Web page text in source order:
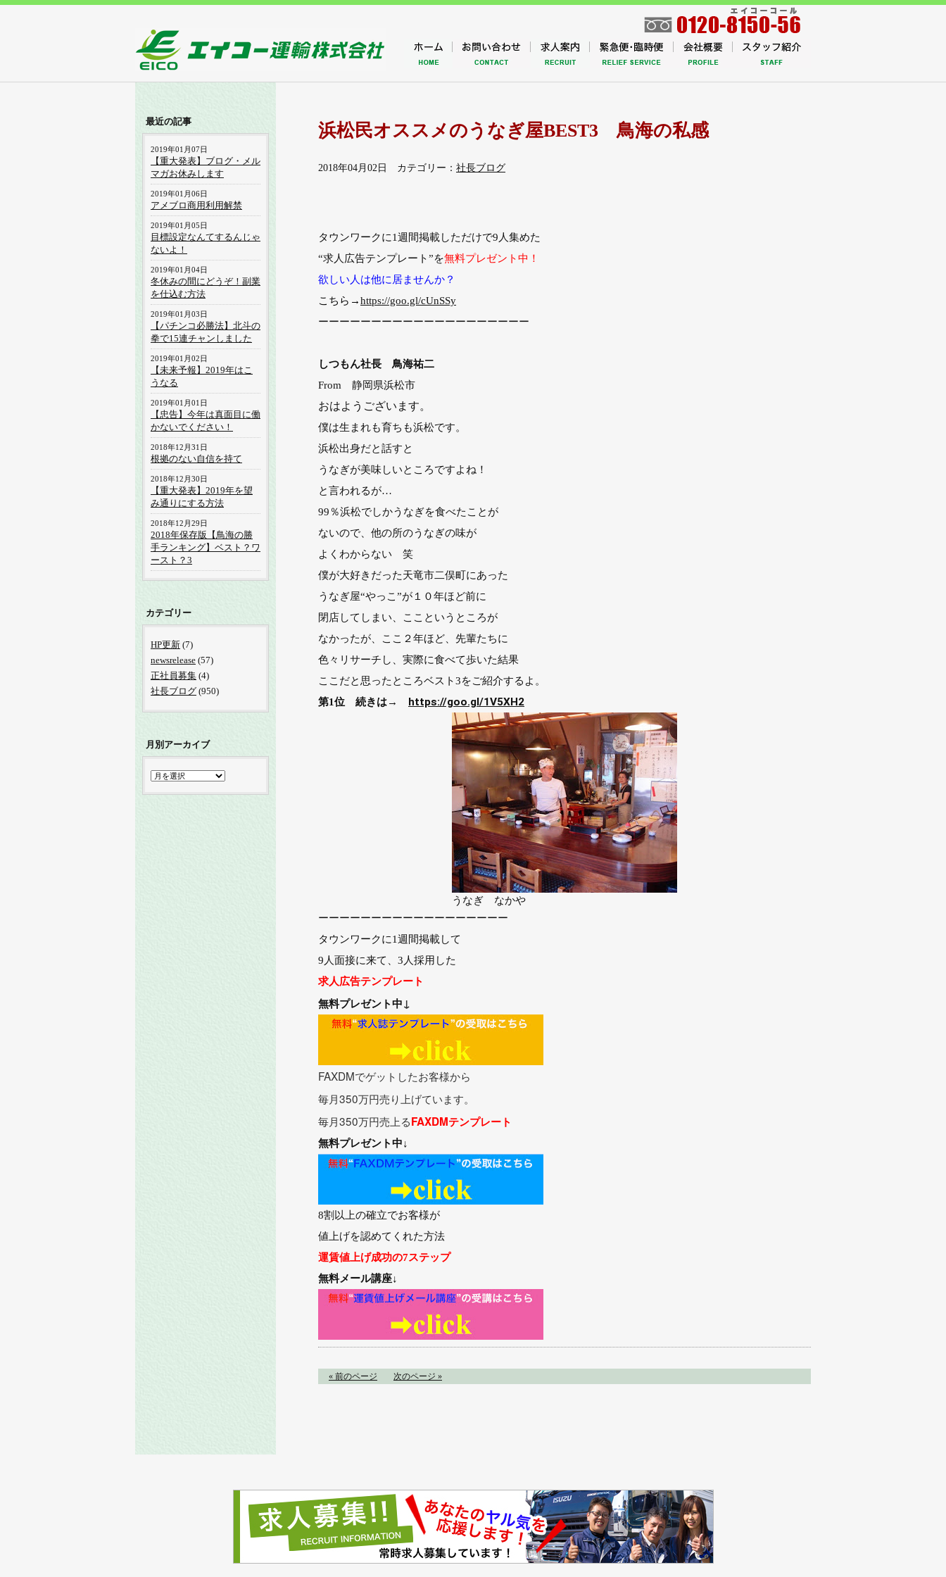
浜松民オススメのうなぎ屋BEST3 鳥海の私感
2018年04月02日 カテゴリー： 社長ブログ
タウンワークに1週間掲載しただけで9人集めた
“求人広告テンプレート”を無料プレゼント中！
欲しい人は他に居ませんか？
こちら→https://goo.gl/cUnSSy
ーーーーーーーーーーーーーーーーーーーー
しつもん社長 鳥海祐二
From 静岡県浜松市
おはようございます。
僕は生まれも育ちも浜松です。
浜松出身だと話すと
うなぎが美味しいところですよね！
と言われるが…
99％浜松でしかうなぎを食べたことが
ないので、他の所のうなぎの味が
よくわからない 笑
僕が大好きだった天竜市二俣町にあった
うなぎ屋“やっこ”が１０年ほど前に
閉店してしまい、ここというところが
なかったが、ここ２年ほど、先輩たちに
色々リサーチし、実際に食べて歩いた結果
ここだと思ったところベスト3をご紹介するよ。
第1位 続きは→ https://goo.gl/1V5XH2
うなぎ なかや
ーーーーーーーーーーーーーーーーーー
タウンワークに1週間掲載して
9人面接に来て、3人採用した
求人広告テンプレート
無料プレゼント中↓
FAXDMでゲットしたお客様から
毎月350万円売り上げています。
毎月350万円売上るFAXDMテンプレート
無料プレゼント中↓
8割以上の確立でお客様が
値上げを認めてくれた方法
運賃値上げ成功の7ステップ
無料メール講座↓
« 前のページ 次のページ »
最近の記事
2019年01月07日
【重大発表】ブログ・メル
マガお休みします
2019年01月06日
アメブロ商用利用解禁
2019年01月05日
目標設定なんてするんじゃ
ないよ！
2019年01月04日
冬休みの間にどうぞ！副業
を仕込む方法
2019年01月03日
【パチンコ必勝法】北斗の
拳で15連チャンしました
2019年01月02日
【未来予報】2019年はこ
うなる
2019年01月01日
【忠告】今年は真面目に働
かないでください！
2018年12月31日
根拠のない自信を持て
2018年12月30日
【重大発表】2019年を望
み通りにする方法
2018年12月29日
2018年保存版【鳥海の勝
手ランキング】ベスト？ワ
ースト？3
カテゴリー
HP更新 (7)
newsrelease (57)
正社員募集 (4)
社長ブログ (950)
月別アーカイブ